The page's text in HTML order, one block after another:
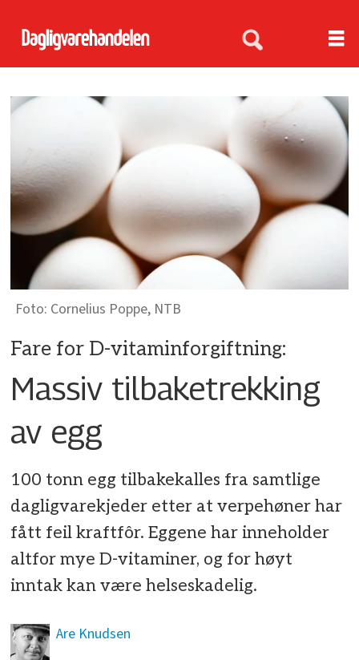
Cornelius Poppe, NTB
Fare for D-vitaminforgiftning:
Massiv tilbaketrekking
av egg
100 tonn egg tilbakekalles fra samtlige
dagligvarekjeder etter at verpehøner har
fått feil kraftfôr. Eggene har inneholder
altfor mye D-vitaminer, og for høyt
inntak kan være helseskadelig.
Are Knudsen